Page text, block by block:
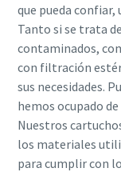
que pueda confiar,
Tanto si se trata
contaminados,
con filtración
sus necesidades.
hemos ocupado
Nuestros
los materiales
para cumplir con